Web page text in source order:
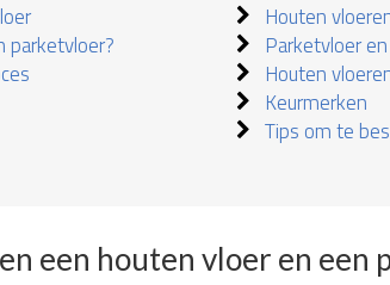
parketvloer?
Houten
Parketvloer
Houten
Keurmerken
Tips om te
een houten vloer en een